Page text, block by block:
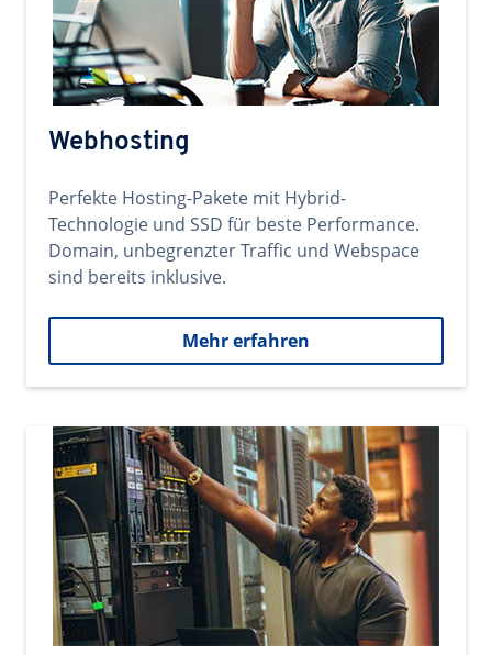
Webhosting
Perfekte Hosting-Pakete mit Hybrid-
Technologie und SSD für beste Performance.
Domain, unbegrenzter Traffic und Webspace
sind bereits inklusive.
Mehr erfahren